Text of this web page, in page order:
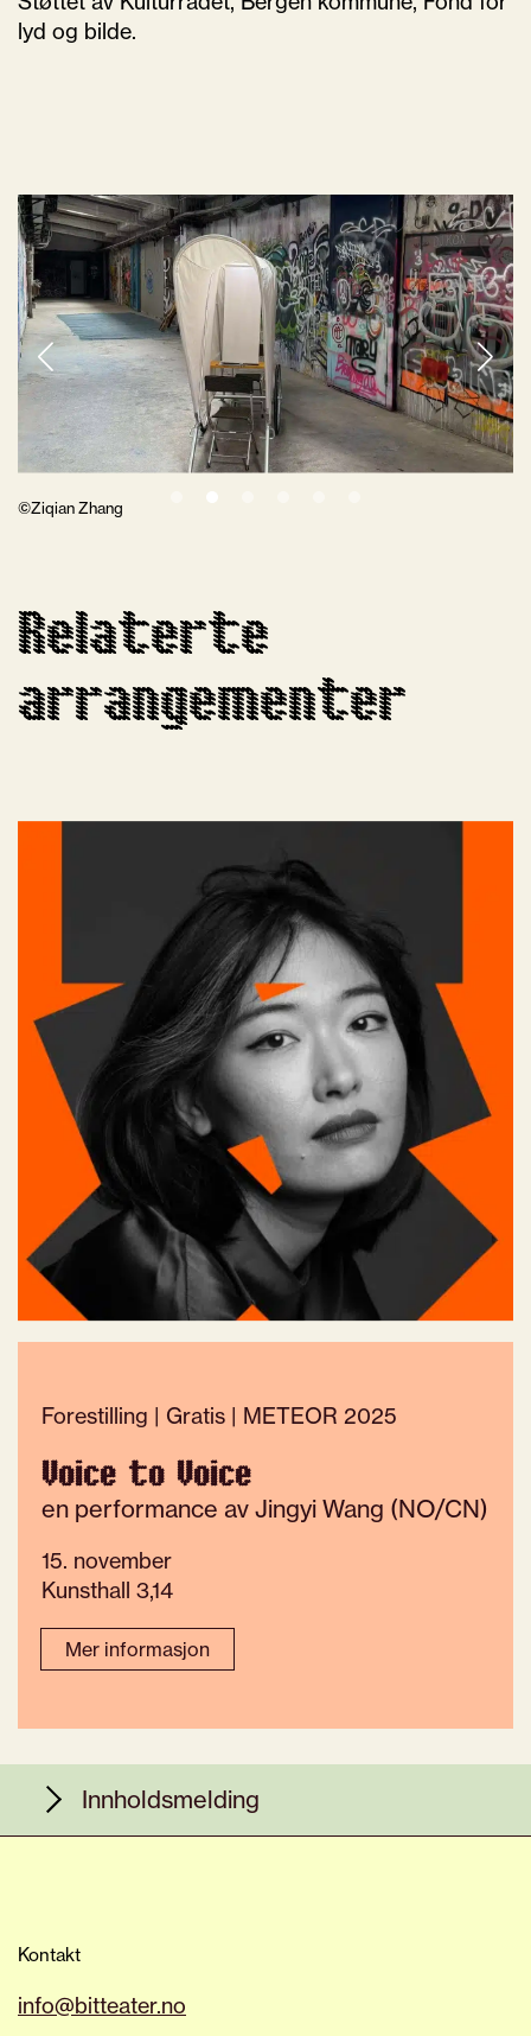
lyd og bilde.
©Ziqian Zhang
Relaterte
arrangementer
Forestilling | Gratis | METEOR 2025
Voice to Voice
en performance av Jingyi Wang (NO/CN)
15. november
Kunsthall 3,14
Mer informasjon
Innholdsmelding
behov.
Noen av våre besøkende liker å bli
Kontakt
info@bitteater.no